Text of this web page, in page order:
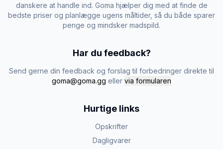
danskere at handle ind. Goma hjælper dig med at finde de
bedste priser og planlægge ugens måltider, så du både sparer
penge og mindsker madspild.
Har du feedback?
Send gerne din feedback og forslag til forbedringer direkte til
goma@goma.gg eller via formularen
Hurtige links
Opskrifter
Dagligvarer